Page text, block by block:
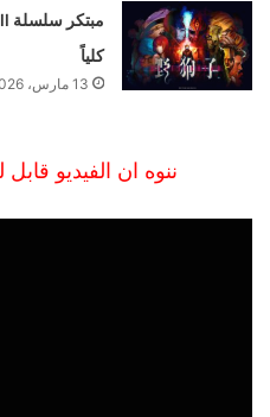
كلياً
13 مارس، 2026
ننوه ان الفيديو